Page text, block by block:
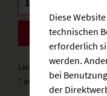
Lieferzeit: 3-5 Werktage
* inkl. gesetzlicher MwSt.
Diese
technischen
erforderlich
werden.
bei
der